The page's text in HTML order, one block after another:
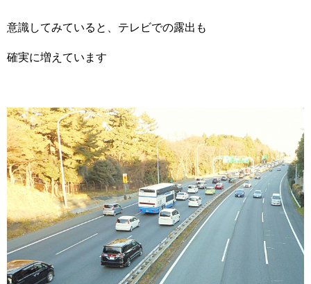
意識してみていると、テレビでの露出も
確実に増えています